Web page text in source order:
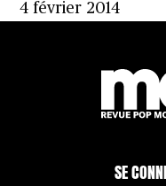
4 février 2014
SE